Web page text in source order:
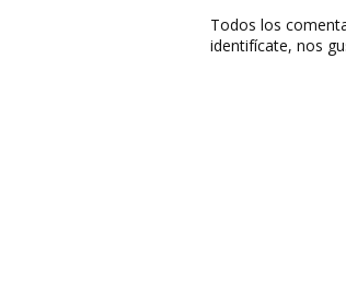
Todos los
identifícate, nos